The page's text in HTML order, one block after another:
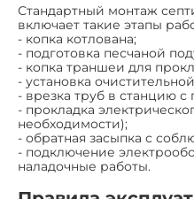
Стандартный монтаж
включает такие этапы
- копка котлована;
- подготовка песчаной
- копка траншеи для
- установка
- врезка труб в станцию
- прокладка
необходимости);
- обратная засыпка с
- подключение
наладочные работы.